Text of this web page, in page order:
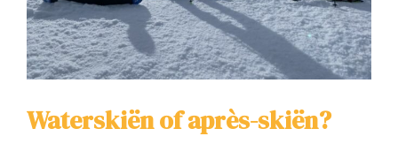
Waterskiën of après-skiën?